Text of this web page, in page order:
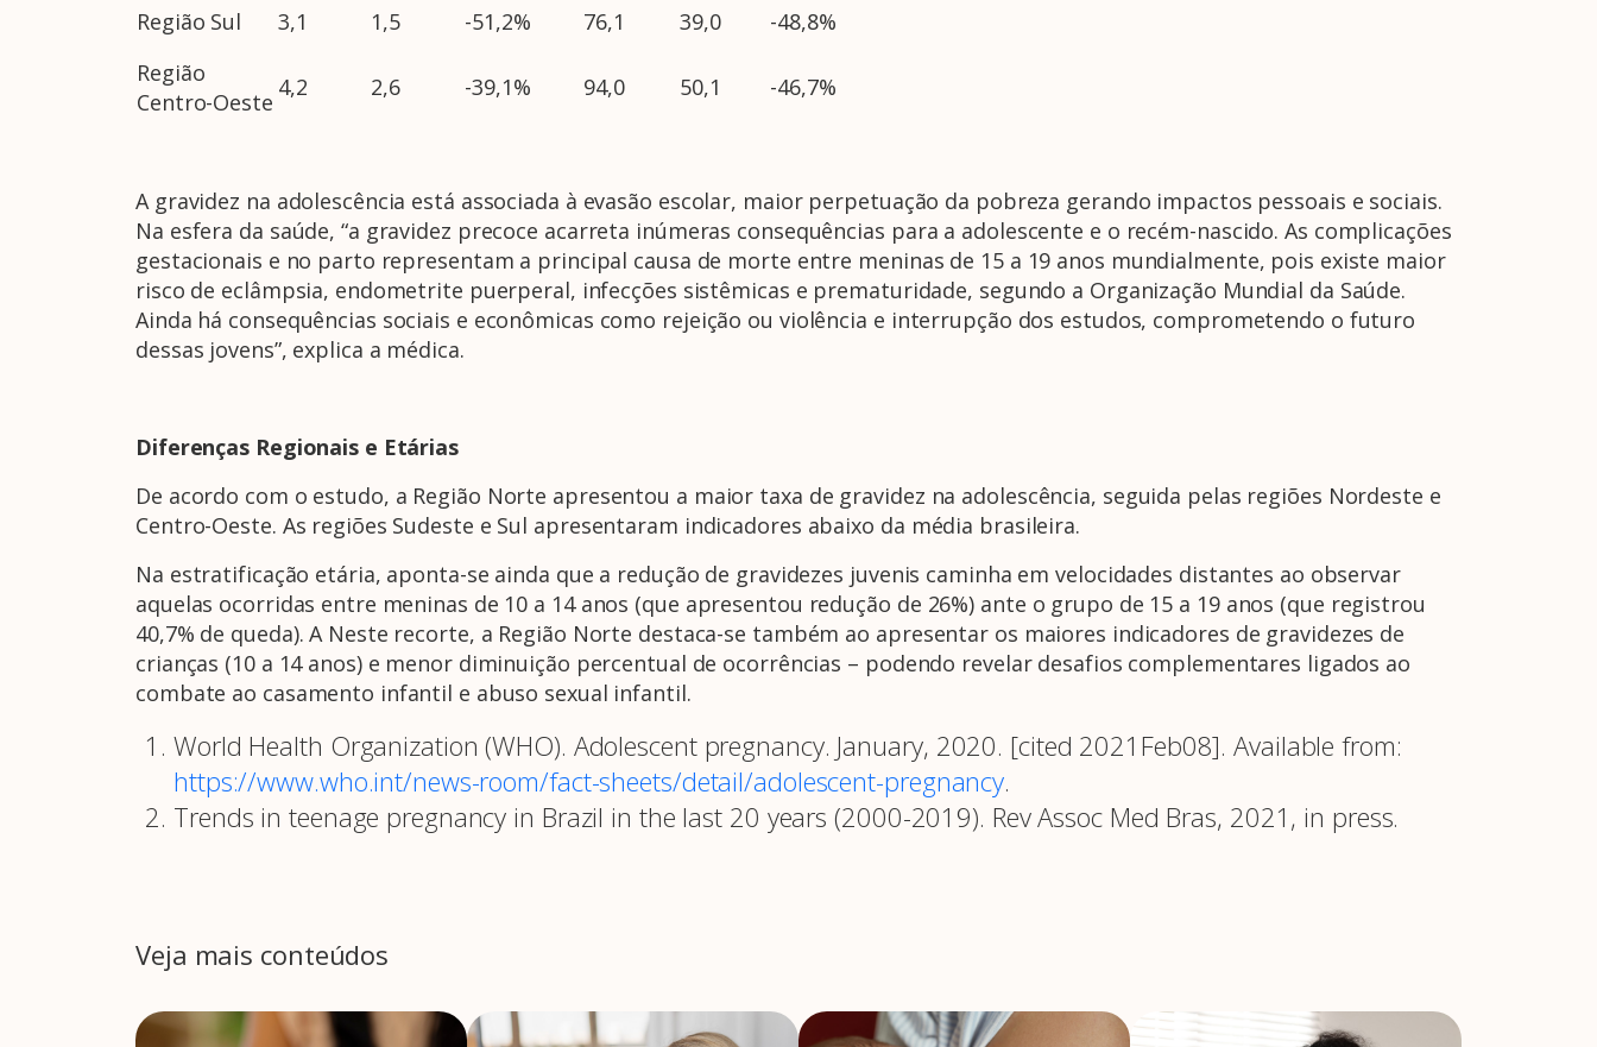
Região Sul 3,1 1,5 -51,2% 76,1 39,0
-48,8%
Região
Centro-Oeste
4,2 2,6 -39,1% 94,0 50,1 -46,7%
A gravidez na adolescência está associada à evasão escolar, maior perpetuação da pobreza gerando impactos pessoais e sociais.
Na esfera da saúde, “a gravidez precoce acarreta inúmeras consequências para a adolescente e o recém-nascido. As complicações
gestacionais e no parto representam a principal causa de morte entre meninas de 15 a 19 anos mundialmente, pois existe maior
risco de eclâmpsia, endometrite puerperal, infecções sistêmicas e prematuridade, segundo a Organização Mundial da Saúde.
Ainda há consequências sociais e econômicas como rejeição ou violência e interrupção dos estudos, comprometendo o futuro
dessas jovens”, explica a médica.
Diferenças Regionais e Etárias
De acordo com o estudo, a Região Norte apresentou a maior taxa de gravidez na adolescência, seguida pelas regiões Nordeste e
Centro-Oeste. As regiões Sudeste e Sul apresentaram indicadores abaixo da média brasileira.
Na estratificação etária, aponta-se ainda que a redução de gravidezes juvenis caminha em velocidades distantes ao observar
aquelas ocorridas entre meninas de 10 a 14 anos (que apresentou redução de 26%) ante o grupo de 15 a 19 anos (que registrou
40,7% de queda). A Neste recorte, a Região Norte destaca-se também ao apresentar os maiores indicadores de gravidezes de
crianças (10 a 14 anos) e menor diminuição percentual de ocorrências – podendo revelar desafios complementares ligados ao
combate ao casamento infantil e abuso sexual infantil.
World Health Organization (WHO). Adolescent pregnancy. January, 2020. [cited 2021Feb08]. Available from:
https://www.who.int/news-room/fact-sheets/detail/adolescent-pregnancy.
Trends in teenage pregnancy in Brazil in the last 20 years (2000-2019). Rev Assoc Med Bras, 2021, in press.
Veja mais conteúdos